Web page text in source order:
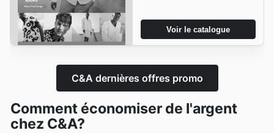
Voir le catalogue
C&A dernières offres promo
Comment économiser de l'argent
chez C&A?